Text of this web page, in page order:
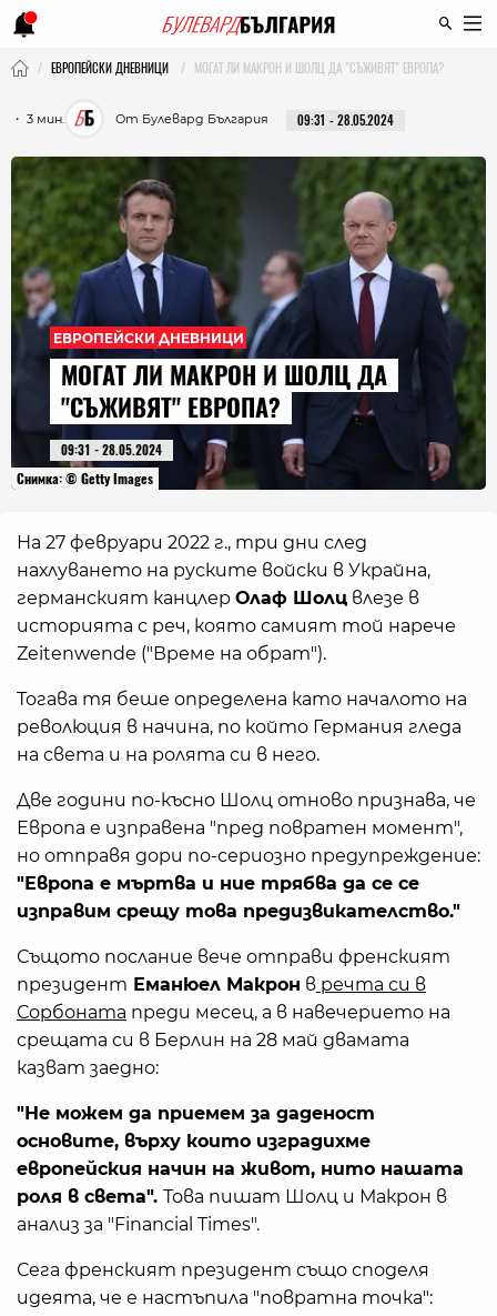
ЕВРОПЕЙСКИ ДНЕВНИЦИ МОГАТ ЛИ МАКРОН И ШОЛЦ ДА "СЪЖИВЯТ" ЕВРОПА?
・ 3 мин. От Булевард България 09:31 - 28.05.2024
ЕВРОПЕЙСКИ ДНЕВНИЦИ
МОГАТ ЛИ МАКРОН И ШОЛЦ ДА
"СЪЖИВЯТ" ЕВРОПА?
09:31 - 28.05.2024
Снимка: © Getty Images
На 27 февруари 2022 г., три дни след
нахлуването на руските войски в Украйна,
германският канцлер Олаф Шолц влезе в
историята с реч, която самият той нарече
Zeitenwende ("Време на обрат").
Тогава тя беше определена като началото на
революция в начина, по който Германия гледа
на света и на ролята си в него.
Две години по-късно Шолц отново признава, че
Европа е изправена "пред повратен момент",
но отправя дори по-сериозно предупреждение:
"Европа е мъртва и ние трябва да се се
изправим срещу това предизвикателство."
Същото послание вече отправи френският
президент Еманюел Макрон в речта си в
Сорбоната преди месец, а в навечерието на
срещата си в Берлин на 28 май двамата
казват заедно:
"Не можем да приемем за даденост
основите, върху които изградихме
европейския начин на живот, нито нашата
роля в света". Това пишат Шолц и Макрон в
анализ за "Financial Times".
Сега френският президент също споделя
идеята, че е настъпила "повратна точка":